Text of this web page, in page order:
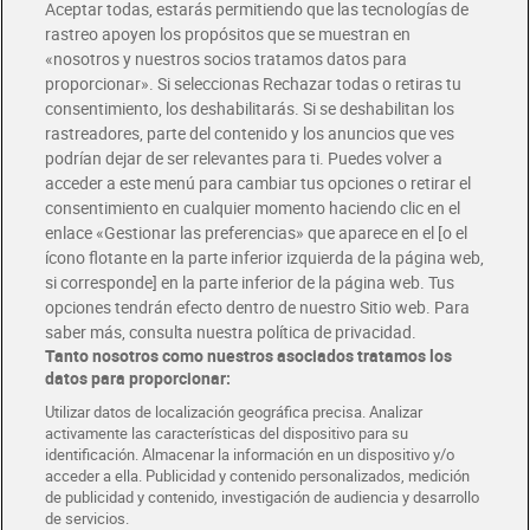
Envío estandar por 4,99€
Glovo y Uber Eats
Solicita tu factura de Glovo o Uber Eats
Únete al CLUB Dia
Disfruta las ventajas y ofertas exclusivas.
Descárgate la APP Dia
Folletos y Tiendas
Descubre las mejores ofertas y busca tu tienda más cercana
Tarjeta MaX Dia
Te devuelve hasta 8€/mes de tus compras.
¡Solicita tu tarjeta de crédito aquí!
COMER MEJOR CADA DIA
COLABORA CON DIA ABRE TU TIENDA DIA CORPORATE
Aceptar todas, estarás permitiendo que las tecnologías de
rastreo apoyen los propósitos que se muestran en
«nosotros y nuestros socios tratamos datos para
proporcionar». Si seleccionas Rechazar todas o retiras tu
consentimiento, los deshabilitarás. Si se deshabilitan los
rastreadores, parte del contenido y los anuncios que ves
podrían dejar de ser relevantes para ti. Puedes volver a
acceder a este menú para cambiar tus opciones o retirar el
consentimiento en cualquier momento haciendo clic en el
enlace «Gestionar las preferencias» que aparece en el [o el
ícono flotante en la parte inferior izquierda de la página web,
si corresponde] en la parte inferior de la página web. Tus
opciones tendrán efecto dentro de nuestro Sitio web. Para
saber más, consulta nuestra política de privacidad.
Tanto nosotros como nuestros asociados tratamos los
datos para proporcionar:
Utilizar datos de localización geográfica precisa. Analizar
activamente las características del dispositivo para su
identificación. Almacenar la información en un dispositivo y/o
acceder a ella. Publicidad y contenido personalizados, medición
de publicidad y contenido, investigación de audiencia y desarrollo
de servicios.